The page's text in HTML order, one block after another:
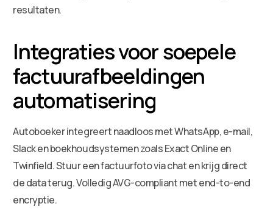
resultaten.
Integraties voor soepele
factuurafbeeldingen
automatisering
Autoboeker integreert naadloos met WhatsApp, e-mail,
Slack en boekhoudsystemen zoals Exact Online en
Twinfield. Stuur een factuurfoto via chat en krijg direct
de data terug. Volledig AVG-compliant met end-to-end
encryptie.